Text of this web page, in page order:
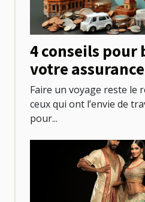
4 conseils pour
votre
Faire un voyage reste le
ceux qui ont l’envie de
pour...